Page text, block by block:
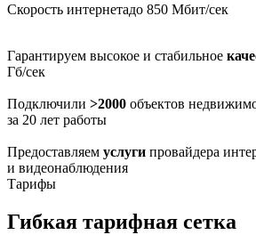
Скорость интернетадо 850 Мбит/сек
Гарантируем высокое и стабильное
Гб/сек
Подключили >2000 объектов
за 20 лет работы
Предоставляем услуги провайдера
и видеонаблюдения
Тарифы
Гибкая тарифная сетка